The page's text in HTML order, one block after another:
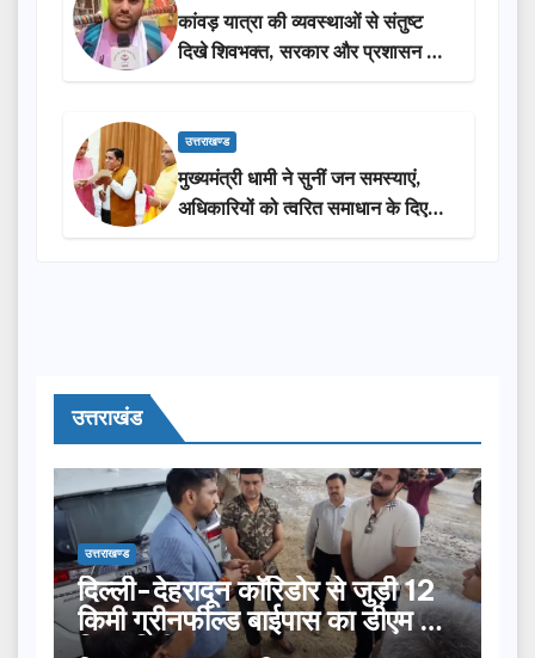
कांवड़ यात्रा की व्यवस्थाओं से संतुष्ट
दिखे शिवभक्त, सरकार और प्रशासन की
सराहना…
उत्तराखण्ड
मुख्यमंत्री धामी ने सुनीं जन समस्याएं,
अधिकारियों को त्वरित समाधान के दिए
निर्देश
उत्तराखंड
उत्तराखण्ड
दिल्ली-देहरादून कॉरिडोर से जुड़ी 12
किमी ग्रीनफील्ड बाईपास का डीएम ने
किया निरीक्षण…